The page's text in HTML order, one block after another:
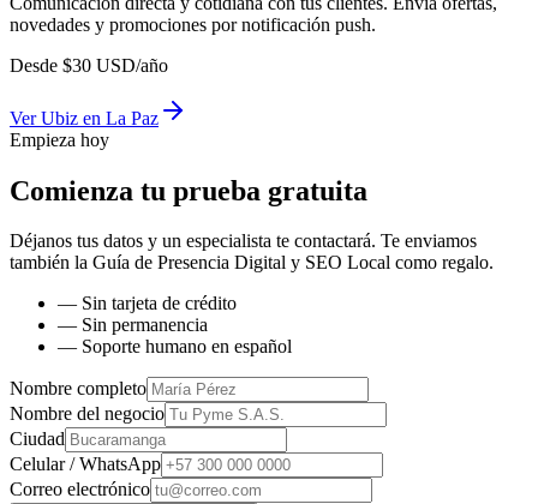
novedades y promociones por notificación push.
Desde $30 USD/año
VerUbiz en La Paz
Empieza hoy
Comienza tu prueba gratuita
Déjanos tus datos y un especialista te contactará. Te enviamos
también la Guía de Presencia Digital y SEO Local como regalo.
— Sin tarjeta de crédito
— Sin permanencia
— Soporte humano en español
Nombre completo
Nombre del negocio
Ciudad
Celular / WhatsApp
Correo electrónico